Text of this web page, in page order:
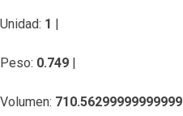
Unidad: 1 |
Peso: 0.749 |
Volumen: 710.56299999999999